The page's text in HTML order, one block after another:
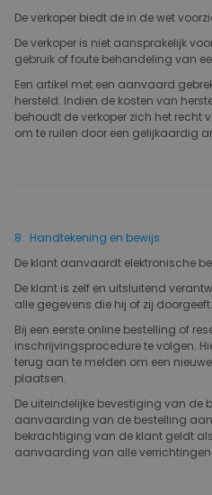
De verkoper biedt de in de wet
De verkoper is niet aansprakelijk
gebruik of foute behandeling van
Een artikel met een aanvaard
hersteld. Indien de kosten van
behoudt de verkoper zich het recht
om te ruilen door een gelijkaardig
8. Handtekening en bewijs
De klant aanvaardt elektronische
De klant is zelf en uitsluitend
alle gegevens die hij of zij doorgeeft.
Bij een eerste online bestelling of
inschrijvingsprocedure te volgen.
terug aan te melden om een
plaatsen.
De uiteindelijke bevestiging van de
aanvaarding van de bestelling aan
bekrachtiging van de klant geldt
aanvaarding van alle verrichtingen